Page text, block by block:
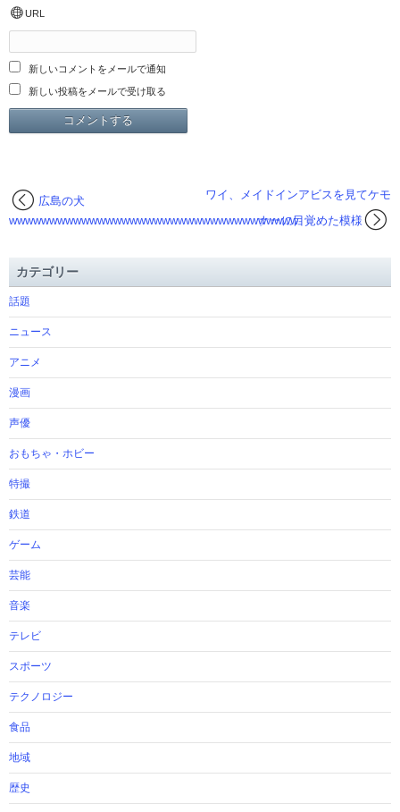
URL
新しいコメントをメールで通知
新しい投稿をメールで受け取る
ワイ、メイドインアビスを見てケモ
ナーに目覚めた模様
広島の犬
wwwwwwwwwwwwwwwwwwwwwwwwwwwwwwwwwwww
カテゴリー
話題
ニュース
アニメ
漫画
声優
おもちゃ・ホビー
特撮
鉄道
ゲーム
芸能
音楽
テレビ
スポーツ
テクノロジー
食品
地域
歴史